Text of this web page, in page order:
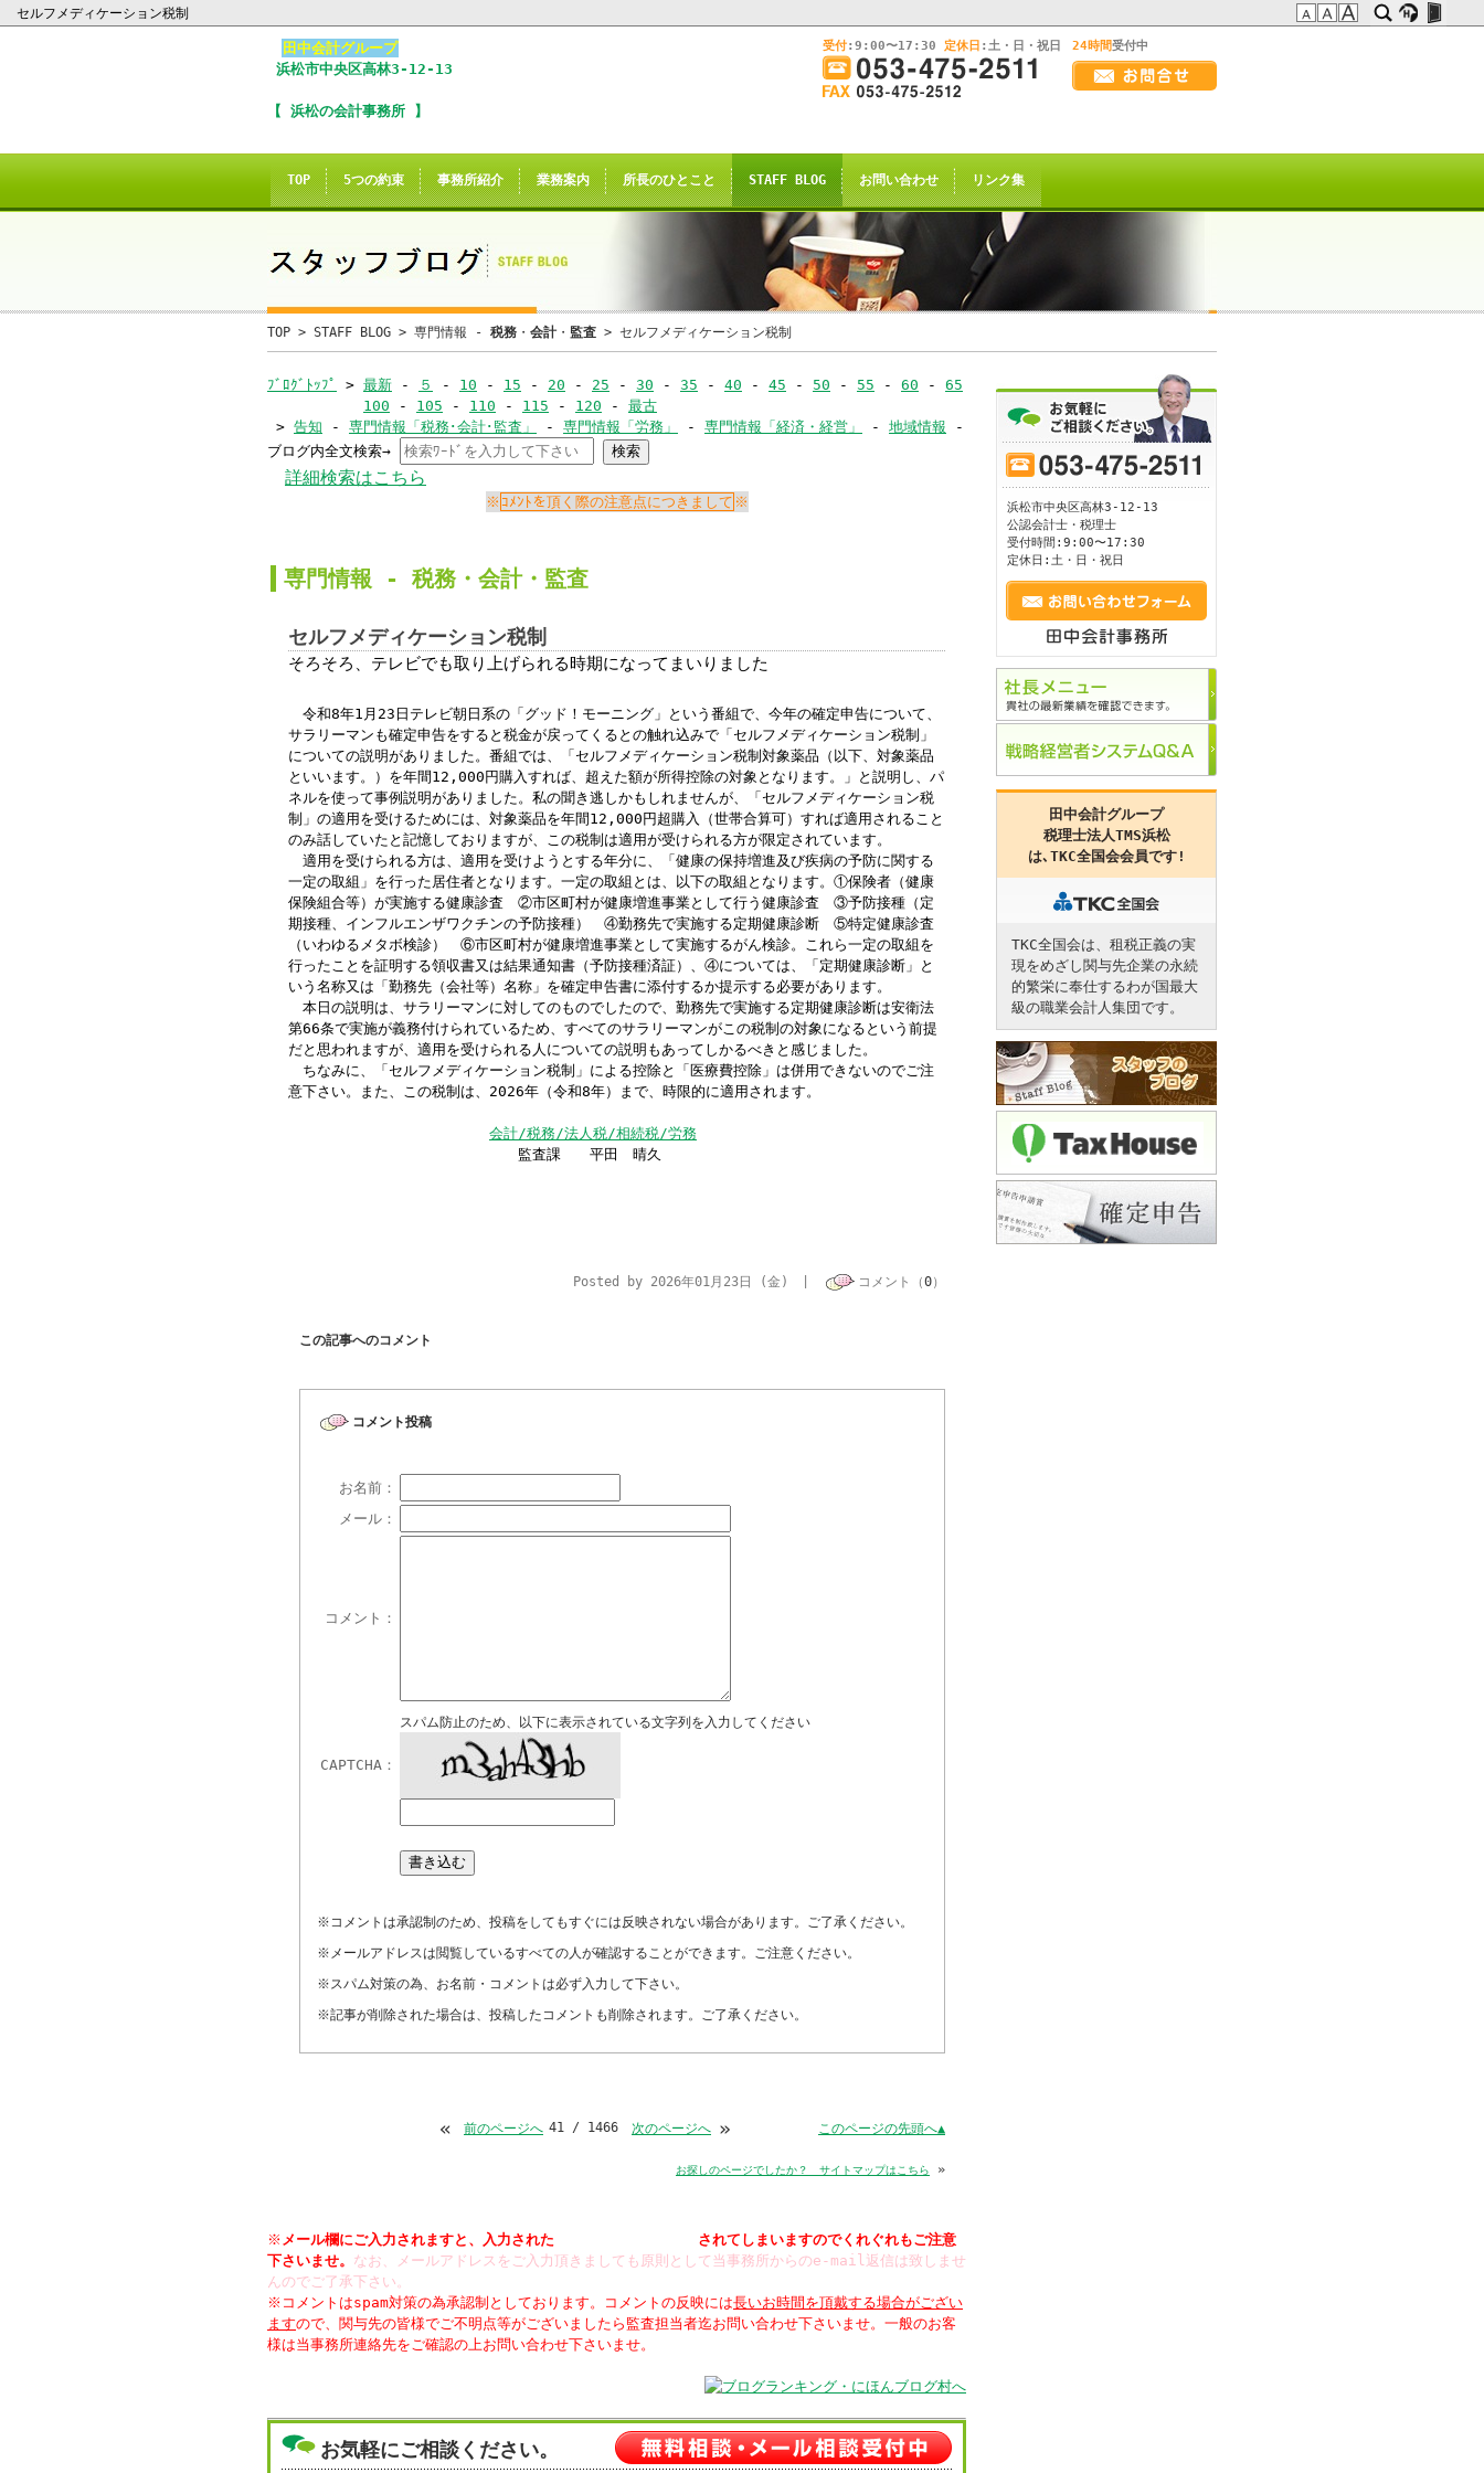
セルフメディケーション税制
画
面
幅
て
ご
ご
さ
い
このままInternet Explorerから閲覧する場合はコチラ
※Internet Explorer互換の他のブラウザ(Trident系)でも
このお知らせの表示される場合がございますが
誠に申し訳ございませんが、2021年4月28日を以て
当サイトのInternet Explorerからの閲覧のサポートは終了致しました。
恐れ入りますが、
当サイト推奨ブラウザ
、または
Windows標準のMicrosoft Edge
からアクセスして頂くようお願い申し上げます。
田中会計グループ
(浜松市中央区高林3-12-13)
電話:０５３－４７５－２５１１㈹
このままInternet Explorerから閲覧する場合はコチラ
田中会計グループ
浜松市中央区高林3-12-13
【 浜松の会計事務所 】
受付:9:00〜17:30 定休日 :土・日・祝日 24時間受付中
TOP 5つの約束 事務所紹介 業務案内 所長のひとこと STAFF BLOG お問い合わせ リンク集
TOP > STAFF BLOG > 専門情報 - 税務 ・ 会計・ 監査 > セルフメディケーション税制
ﾌﾞﾛｸﾞﾄｯﾌﾟ > 最新 - ５ - 10 - 15 - 20 - 25 - 30 - 35 - 40 - 45 - 50 - 55 - 60 - 65 70-75-80-85-90-95
100 - 105 - 110 - 115 - 120 - 最古
> 告知 - 専門情報「税務･会計･監査」 - 専門情報「労務」 - 専門情報「経済・経営」 - 地域情報 -
ｺｰﾋｰﾌﾞﾚｲｸ
ブログ内全文検索→
詳細検索はこちら
ｺﾒﾝﾄを頂く際の注意点につきまして
専門情報 - 税務・ 会計・ 監査
セルフメディケーション税制
そろそろ、テレビでも取り上げられる時期になってまいりました
令和8年1月23日テレビ朝日系の「グッド！モーニング」という番組で、今年の確定申告について、
サラリーマンも確定申告をすると税金が戻ってくるとの触れ込みで「セルフメディケーション税制」
についての説明がありました。番組では、「セルフメディケーション税制対象薬品（以下、対象薬品
といいます。）を年間12,000円購入すれば、超えた額が所得控除の対象となります。」と説明し、パ
ネルを使って事例説明がありました。私の聞き逃しかもしれませんが、「セルフメディケーション税
制」の適用を受けるためには、対象薬品を年間12,000円超購入（世帯合算可）すれば適用されること
のみ話していたと記憶しておりますが、この税制は適用が受けられる方が限定されています。
適用を受けられる方は、適用を受けようとする年分に、「健康の保持増進及び疾病の予防に関する
一定の取組」を行った居住者となります。一定の取組とは、以下の取組となります。①保険者（健康
保険組合等）が実施する健康診査 ②市区町村が健康増進事業として行う健康診査 ③予防接種（定
期接種、インフルエンザワクチンの予防接種） ④勤務先で実施する定期健康診断 ⑤特定健康診査
（いわゆるメタボ検診） ⑥市区町村が健康増進事業として実施するがん検診。これら一定の取組を
行ったことを証明する領収書又は結果通知書（予防接種済証）、④については、「定期健康診断」と
いう名称又は「勤務先（会社等）名称」を確定申告書に添付するか提示する必要があります。
本日の説明は、サラリーマンに対してのものでしたので、勤務先で実施する定期健康診断は安衛法
第66条で実施が義務付けられているため、すべてのサラリーマンがこの税制の対象になるという前提
だと思われますが、適用を受けられる人についての説明もあってしかるべきと感じました。
ちなみに、「セルフメディケーション税制」による控除と「医療費控除」は併用できないのでご注
意下さい。また、この税制は、2026年（令和8年）まで、時限的に適用されます。
会計/税務/法人税/相続税/労務
監査課 平田 晴久
Posted by 2026年01月23日 (金) | コメント（0）
この記事へのコメント
コメント投稿
お名前：
メール：
コメント：
CAPTCHA：
スパム防止のため、以下に表示されている文字列を入力してください
※コメントは承認制のため、投稿をしてもすぐには反映されない場合があります。ご了承ください。
※メールアドレスは閲覧しているすべての人が確認することができます。ご注意ください。
※スパム対策の為、お名前・コメントは必ず入力して下さい。
※記事が削除された場合は、投稿したコメントも削除されます。ご了承ください。
« 前のページへ 41 / 1466 次のページへ » このページの先頭へ▲
お探しのページでしたか？ サイトマップはこちら »
※ メール欄にご入力されますと、入力された
されてしまいますのでくれぐれもご注意
下さいませ。 なお、メールアドレスをご入力頂きましても原則として当事務所からのe-mail返信は致しませ
んのでご了承下さい。
※コメントはspam対策の為承認制としております。コメントの反映には長いお時間を頂戴する場合がござい
ますので、関与先の皆様でご不明点等がございましたら監査担当者迄お問い合わせ下さいませ。一般のお客
様は当事務所連絡先をご確認の上お問い合わせ下さいませ。
お気軽にご相談ください。
浜松市中央区高林3-12-13
公認会計士・税理士
受付時間:9:00〜17:30
定休日:土・日・祝日
田中会計グループ
税理士法人TMS浜松
は､ TKC全国会会員です!
TKC全国会は、租税正義の実
現をめざし関与先企業の永続
的繁栄に奉仕するわが国最大
級の職業会計人集団です。